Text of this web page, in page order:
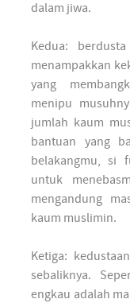
dalam jiwa.
Kedua:
menampakkan
yang
menipu
jumlah kaum
bantuan yang
belakangmu, si
untuk
mengandung
kaum muslimin.
Ketiga:
sebaliknya.
engkau adalah